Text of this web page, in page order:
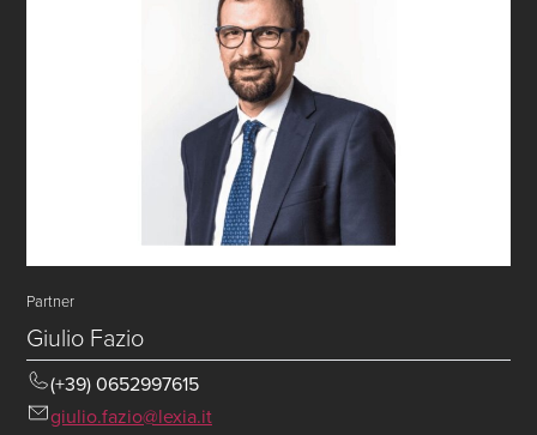
Partner
Giulio Fazio
(+39) 0652997615
giulio.fazio@lexia.it